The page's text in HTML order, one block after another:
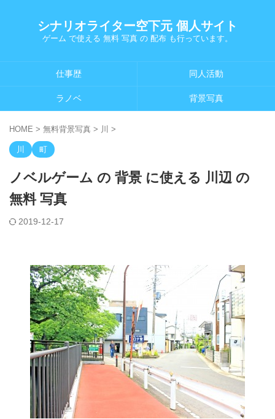
シナリオライター空下元 個人サイト
ゲーム で使える 無料 写真 の 配布 も行っています。
仕事歴 同人活動
ラノベ 背景写真
HOME > 無料背景写真 > 川 >
川 町
ノベルゲーム の 背景 に使える 川辺 の
無料 写真
2019-12-17